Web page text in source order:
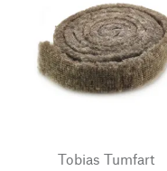
Tobias Tumfart